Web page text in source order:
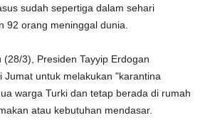
sudah sepertiga dalam sehari
92 orang meninggal dunia.
(28/3), Presiden Tayyip Erdogan
Jumat untuk melakukan "karantina
warga Turki dan tetap berada di rumah
atau kebutuhan mendasar.